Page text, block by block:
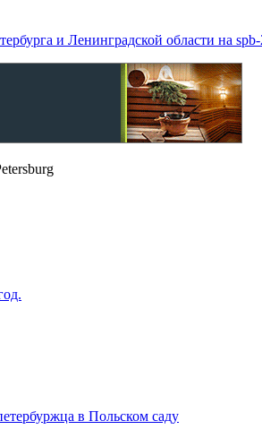
и Ленинградской области на
в Польском саду